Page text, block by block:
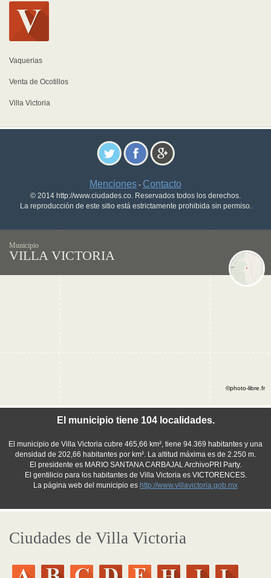
Vaquerias
Venta de Ocotillos
Villa Victoria
Menciones - Contacto
© 2014 http://www.ciudades.co. Reservados todos los derechos.
La reproducción de este sitio está estrictamente prohibida sin permiso.
Municipio
VILLA VICTORIA
El municipio tiene 104 localidades.
El municipio de Villa Victoria cubre 465,66 km², tiene 94.369 habitantes y una
densidad de 202,66 habitantes por km². La altitud máxima es de 2.250 m.
El presidente es MARIO SANTANA CARBAJAL ArchivoPRI Party.
El gentilicio para los habitantes de Villa Victoria es VICTORENCES.
La página web del municipio es http://www.villavictoria.gob.mx
©photo-libre.fr
Ciudades de Villa Victoria